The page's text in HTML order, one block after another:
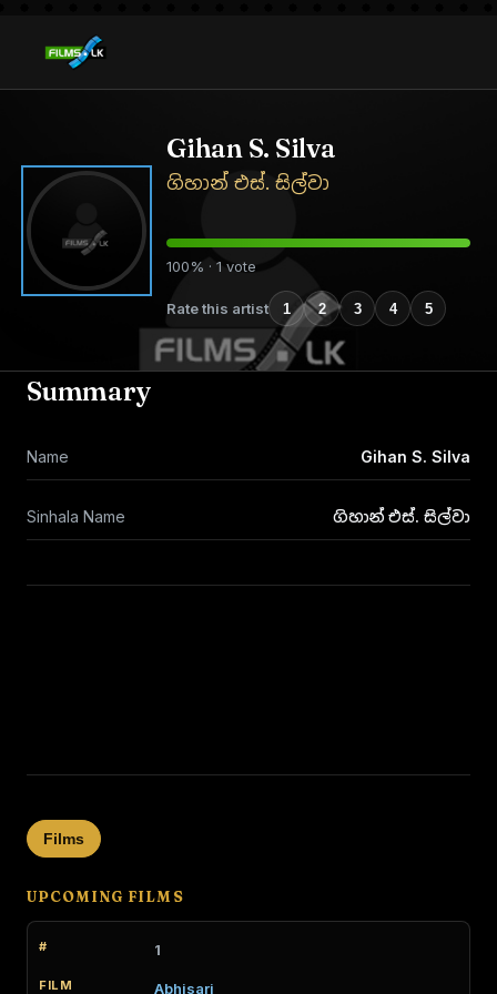
Gihan S. Silva
ගිහාන් එස්. සිල්වා
100% · 1 vote
Rate this artist 1 2 3 4 5
Summary
Name Gihan S. Silva
Sinhala Name ගිහාන් එස්. සිල්වා
Films
UPCOMING FILMS
1
Abhisari